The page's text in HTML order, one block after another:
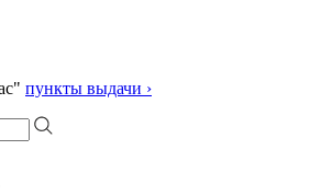
пункты выдачи ›